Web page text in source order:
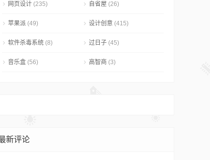
网页设计 (235) 自省屋 (26)
苹果派 (49) 设计创意 (415)
软件杀毒系统 (8) 过日子 (45)
音乐盒 (56) 高智商 (3)
新评论